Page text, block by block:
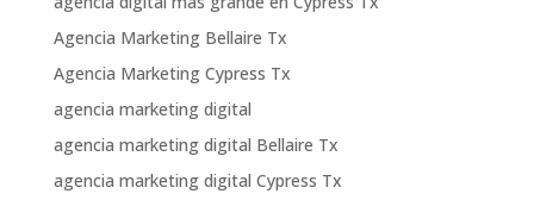
Agencia Marketing Bellaire Tx
Agencia Marketing Cypress Tx
agencia marketing digital
agencia marketing digital Bellaire Tx
agencia marketing digital Cypress Tx